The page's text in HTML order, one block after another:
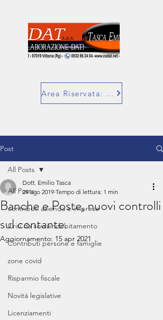
Area Riservata: SuperBill
Post
All Posts
contributi azienda e imprese
Crisi da sovraindebitamento
Contributi persone e famiglie
zone covid
Risparmio fiscale
Novità legislative
Licenziamenti
All Posts
Banche e Poste, nuovi controlli
sul contante.
Dott. Emilio Tasca
29 ago 2019 Tempo di lettura: 1 min
Aggiornamento: 15 apr 2021